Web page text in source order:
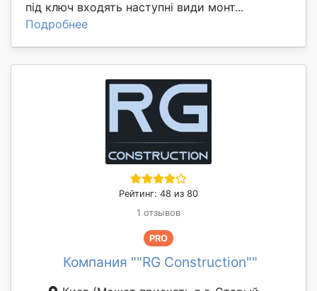
під ключ входять наступні види монт...
Подробнее
Рейтинг: 48 из 80
1 отзывов
PRO
Компания ""RG Construction""